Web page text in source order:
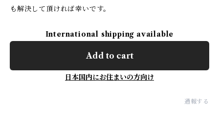
も解決して頂ければ幸いです。
International shipping available
Add to cart
日本国内にお住まいの方向け
通報する